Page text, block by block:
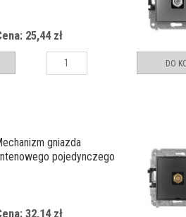
25,44 zł
DO
gniazda
pojedynczego
32,14 zł